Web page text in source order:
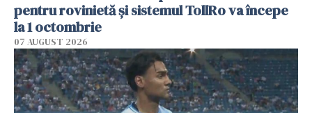
pentru rovinietă şi sistemul TollRo va începe
la 1 octombrie
07 AUGUST 2026